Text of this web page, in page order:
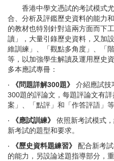
香港中學文憑試的考試模式尤
合、分析及評鑑歷史資料的能力
的教材也特別針對這兩方面而下
讀」，大量引錄歷史資料，又加
維訓練」、「觀點多角度」、「
等，以加強學生解讀及運用歷史
多本應試專冊：
‧
《問題詳解300題》
介紹應試技
300題的評論文，每題評論文有
案」、「點評」和「作答評語」等
‧
《應試訓練》
依照新考試模式
新考試的題型和要求。
‧
《歷史資料題練習》
配合新考
的能力，另設論述題指導部分，